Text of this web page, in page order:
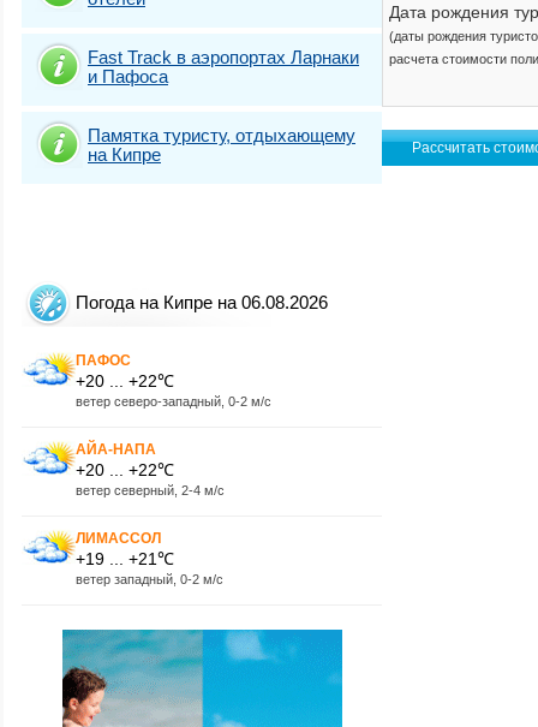
Fast Traсk в аэропортах Ларнаки
и Пафоса
Памятка туристу, отдыхающему
на Кипре
Погода на Кипре на 06.08.2026
ПАФОС
+20 ... +22℃
ветер северо-западный, 0-2 м/с
АЙА-НАПА
+20 ... +22℃
ветер северный, 2-4 м/с
ЛИМАССОЛ
+19 ... +21℃
ветер западный, 0-2 м/с
Дата рождения
(даты рождения
расчета стоимости